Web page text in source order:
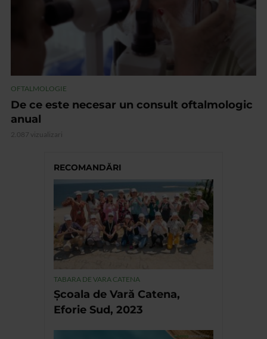
OFTALMOLOGIE
De ce este necesar un consult oftalmologic
anual
2.087 vizualizari
RECOMANDĂRI
TABARA DE VARA CATENA
Școala de Vară Catena,
Eforie Sud, 2023